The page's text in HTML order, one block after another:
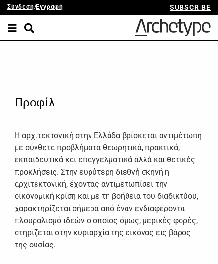
Σύνδεση/Εγγραφή SUBSCRIBE
Προφίλ
Η αρχιτεκτονική στην Ελλάδα βρίσκεται αντιμέτωπη
με σύνθετα προβλήματα θεωρητικά, πρακτικά,
εκπαιδευτικά και επαγγελματικά αλλά και θετικές
προκλήσεις. Στην ευρύτερη διεθνή σκηνή η
αρχιτεκτονική, έχοντας αντιμετωπίσει την
οικονομική κρίση και με τη βοήθεια του διαδικτύου,
χαρακτηρίζεται σήμερα από έναν ενδιαφέροντα
πλουραλισμό ιδεών ο οποίος όμως, μερικές φορές,
στηρίζεται στην κυριαρχία της εικόνας εις βάρος
της ουσίας.